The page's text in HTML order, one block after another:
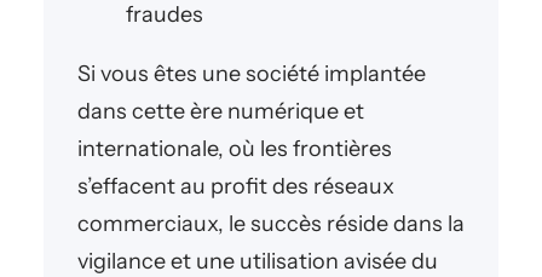
fraudes
Si vous êtes une société implantée
dans cette ère numérique et
internationale, où les frontières
s’effacent au profit des réseaux
commerciaux, le succès réside dans la
vigilance et une utilisation avisée du